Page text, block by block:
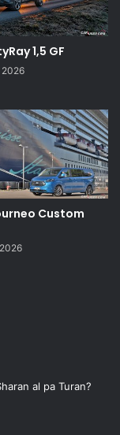
1,5 GF
2026
Custom
al pa Turan?